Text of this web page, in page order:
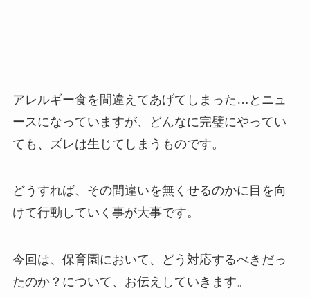
アレルギー食を間違えてあげてしまった…とニュ
ースになっていますが、どんなに完璧にやってい
ても、ズレは生じてしまうものです。
どうすれば、その間違いを無くせるのかに目を向
けて行動していく事が大事です。
今回は、保育園において、どう対応するべきだっ
たのか？について、お伝えしていきます。